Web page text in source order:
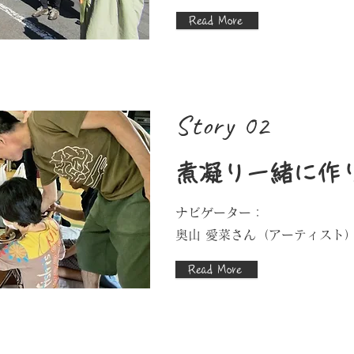
Read More
Story 02
煮凝り一緒に作
ナビゲーター：
​奥山 愛菜さん（アーティスト）
Read More